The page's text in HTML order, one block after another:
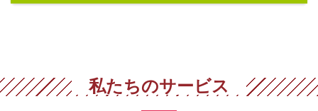
私たちのサービス